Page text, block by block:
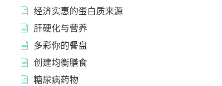
经济实惠的蛋白质来源
肝硬化与营养
多彩你的餐盘
创建均衡膳食
糖尿病药物